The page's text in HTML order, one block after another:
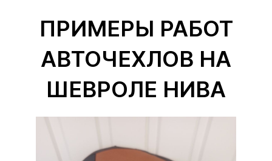
ПРИМЕРЫ РАБОТ
АВТОЧЕХЛОВ НА
ШЕВРОЛЕ НИВА